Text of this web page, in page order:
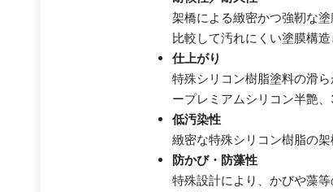
架橋による緻密かつ強靭な
比較して汚れにくい塗膜構造
仕上がり
特殊シリコン樹脂塗料の滑
ープレミアムシリコン半艶
低汚染性
緻密な特殊シリコン樹脂の
防かび・防藻性
特殊設計により、かびや藻